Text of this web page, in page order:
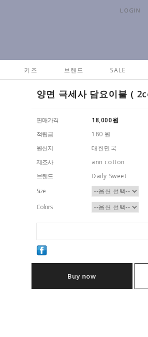
LOGIN
키즈 브랜드 SALE
양면 극세사 담요이불 (
판매가격 18,000원
적립금
180 원
원산지
대한민국
제조사
ann cotton
브랜드
Daily Sweet
Size
Colors
Buy now